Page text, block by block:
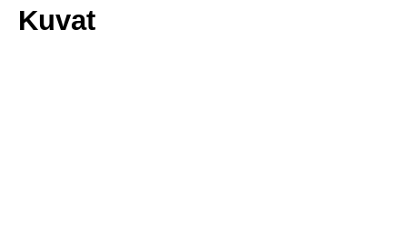
Kuvat